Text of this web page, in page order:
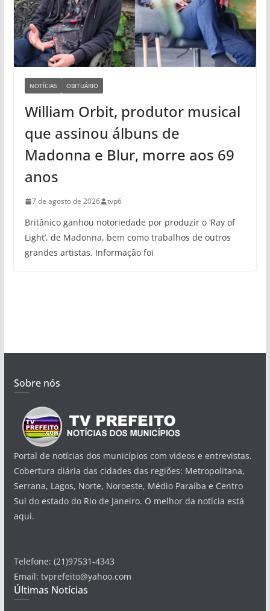
NOTÍCIAS OBITUÁRIO
William Orbit, produtor musical
que assinou álbuns de
Madonna e Blur, morre aos 69
anos
7 de agosto de 2026 tvp6
Britânico ganhou notoriedade por produzir o ‘Ray of
Light’, de Madonna, bem como trabalhos de outros
grandes artistas. Informação foi
Sobre nós
Portal de notícias dos municípios com videos e entrevistas.
Cobertura diária das cidades das regiões: Metropolitana,
Serrana, Lagos, Norte, Noroeste, Médio Paraíba e Centro
Sul do estado do Rio de Janeiro. O melhor da notícia está
aqui.
Telefone: (21)97531-4343
Email: tvprefeito@yahoo.com
Últimas Notícias